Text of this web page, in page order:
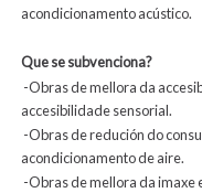
acondicionamento acústico.
Que se subvenciona?
-Obras de mellora da
accesibilidade sensorial.
-Obras de redución do
acondicionamento de aire.
-Obras de mellora da imaxe